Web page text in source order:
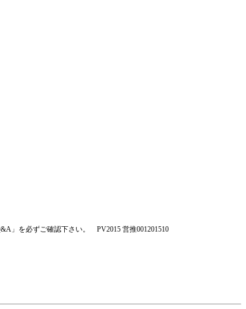
」を必ずご確認下さい。 PV2015 営推001201510